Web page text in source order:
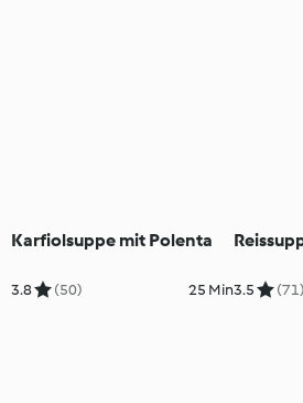
Karfiolsuppe mit Polenta
3.8 (50) 25 Min3.5 (71)